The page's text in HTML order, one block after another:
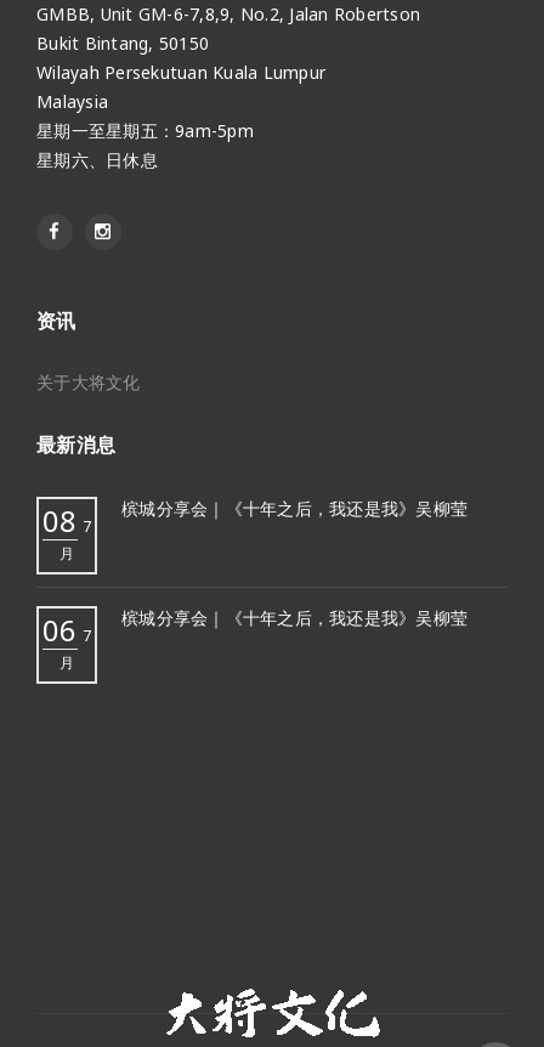
GMBB, Unit GM-6-7,8,9, No.2, Jalan Robertson
Bukit Bintang, 50150
Wilayah Persekutuan Kuala Lumpur
Malaysia
星期一至星期五：9am-5pm
星期六、日休息
资讯
关于大将文化
最新消息
08 7
月
槟城分享会｜《十年之后，我还是我》吴柳莹
06 7
月
槟城分享会｜《十年之后，我还是我》吴柳莹